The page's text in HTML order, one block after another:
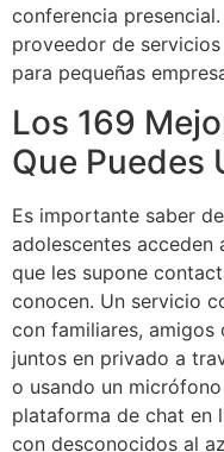
conferencia
proveedor de
para pequeñas
Los 169
Que Puedes
Es importante saber
adolescentes
que les supone
conocen. Un servicio
con familiares, amigos
juntos en privado a
o usando un
plataforma de chat en
con desconocidos al